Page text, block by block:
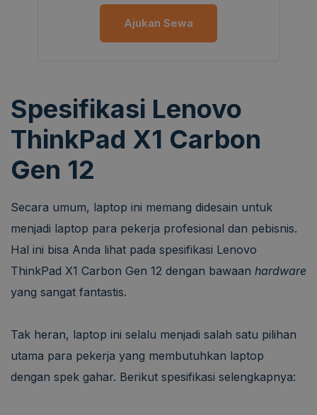
Ajukan Sewa
Spesifikasi Lenovo
ThinkPad X1 Carbon
Gen 12
Secara umum, laptop ini memang didesain untuk
menjadi laptop para pekerja profesional dan pebisnis.
Hal ini bisa Anda lihat pada spesifikasi Lenovo
ThinkPad X1 Carbon Gen 12 dengan bawaan hardware
yang sangat fantastis.
Tak heran, laptop ini selalu menjadi salah satu pilihan
utama para pekerja yang membutuhkan laptop
dengan spek gahar. Berikut spesifikasi selengkapnya: